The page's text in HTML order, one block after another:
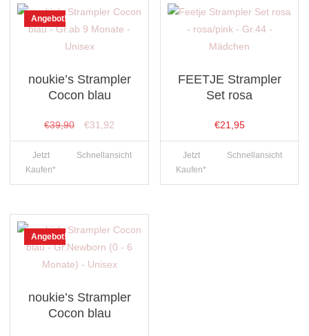
Angebot!
noukie’s Strampler
Cocon blau
€39,90
Ursprünglicher
Preis
war:
€31,92
Preis
ist:
Jetzt
Kaufen*
Schnellansicht
FEETJE Strampler
Set rosa
€21,95
Jetzt
Kaufen*
Schnellansicht
Angebot!
noukie’s Strampler
Cocon blau